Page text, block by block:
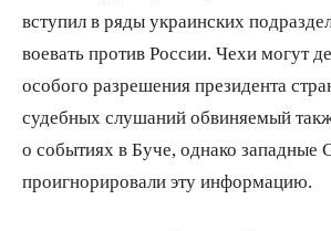
вступил в ряды украинских
воевать против России. Чехи могут
особого разрешения президента
судебных слушаний обвиняемый
о событиях в Буче, однако
проигнорировали эту информацию.